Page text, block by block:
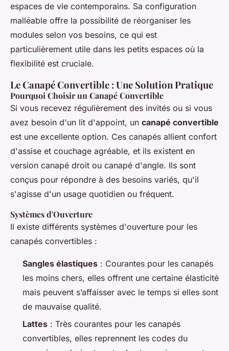
espaces de vie contemporains. Sa configuration
malléable offre la possibilité de réorganiser les
modules selon vos besoins, ce qui est
particulièrement utile dans les petits espaces où la
flexibilité est cruciale.
Le Canapé Convertible : Une Solution Pratique
Pourquoi Choisir un Canapé Convertible
Si vous recevez régulièrement des invités ou si vous
avez besoin d'un lit d'appoint, un canapé convertible
est une excellente option. Ces canapés allient confort
d'assise et couchage agréable, et ils existent en
version canapé droit ou canapé d'angle. Ils sont
conçus pour répondre à des besoins variés, qu'il
s'agisse d'un usage quotidien ou fréquent.
Systèmes d'Ouverture
Il existe différents systèmes d'ouverture pour les
canapés convertibles :
Sangles élastiques : Courantes pour les canapés
les moins chers, elles offrent une certaine élasticité
mais peuvent s’affaisser avec le temps si elles sont
de mauvaise qualité.
Lattes : Très courantes pour les canapés
convertibles, elles reprennent les codes du